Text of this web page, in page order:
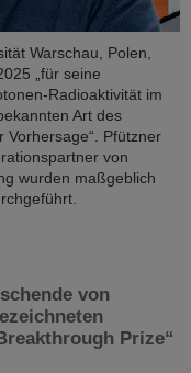
Warschau, Polen,
„für seine
Radioaktivität im
Art des
Pfützner
von
wurden maßgeblich
von
Prize“